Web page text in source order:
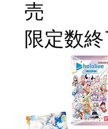
売
限定数終